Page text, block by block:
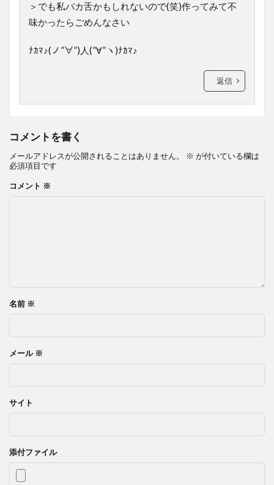
＞でも私バカ舌かもしれないので(笑)作ってみて不
味かったらごめんなさい
ﾅｶﾏ♪(ノ”∀”)人(”∀”ヽ)ﾅｶﾏ♪
返信
コメントを書く
メールアドレスが公開されることはありません。 ※ が付いている欄は
必須項目です
コメント ※
名前 ※
メール ※
サイト
添付ファイル